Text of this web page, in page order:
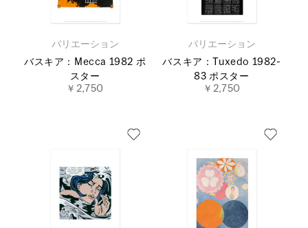
バリエーション
バスキア：Mecca 1982 ポ
スター
￥2,750
バリエーション
バスキア：Tuxedo 1982-
83 ポスター
￥2,750